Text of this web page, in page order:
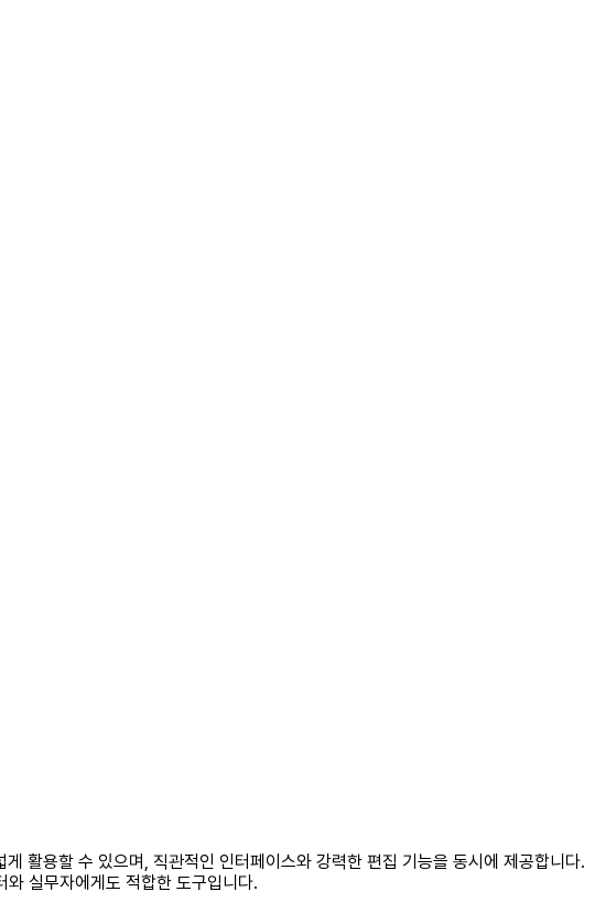
활용할 수 있으며, 직관적인 인터페이스와 강력한 편집 기능을 동시에 제공합니다.
실무자에게도 적합한 도구입니다.